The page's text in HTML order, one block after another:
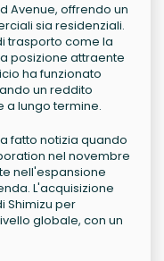
Avenue, offrendo un
sia residenziali.
trasporto come la
posizione attraente
ha funzionato
un reddito
a lungo termine.
fatto notizia quando
nel novembre
nell'espansione
L'acquisizione
Shimizu per
globale, con un